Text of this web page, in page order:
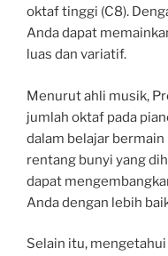
oktaf tinggi (C8).
Anda dapat
luas dan variatif.
Menurut ahli musik,
jumlah oktaf pada
dalam belajar
rentang bunyi yang
dapat
Anda dengan lebih
Selain itu,